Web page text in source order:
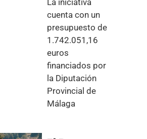
La iniciativa
cuenta con un
presupuesto de
1.742.051,16
euros
financiados por
la Diputación
Provincial de
Málaga